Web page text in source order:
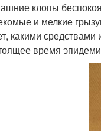
клопы
и мелкие
какими
время